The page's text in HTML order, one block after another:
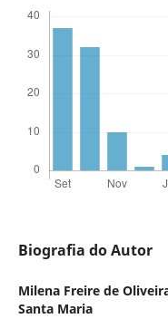
Biografia do Autor
Milena Freire de
Santa Maria